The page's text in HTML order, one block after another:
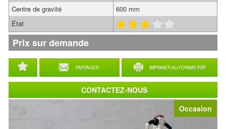
Occasion
PARTAGER IMPRIMER AU FORMAT PDF
Centre de gravité
600 mm
État
Prix sur demande
CONTACTEZ-NOUS